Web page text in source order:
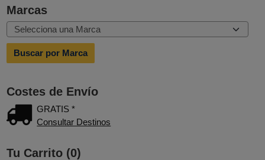
Marcas
Costes de Envío
GRATIS *
Consultar Destinos
Tu Carrito (0)